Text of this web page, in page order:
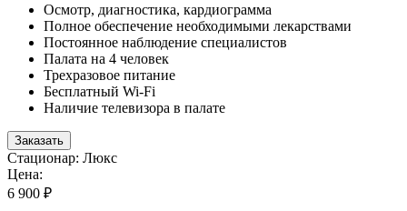
Осмотр, диагностика, кардиограмма
Полное обеспечение необходимыми лекарствами
Постоянное наблюдение специалистов
Палата на 4 человек
Трехразовое питание
Бесплатный Wi-Fi
Наличие телевизора в палате
Заказать
Стационар: Люкс
Цена:
6 900 ₽